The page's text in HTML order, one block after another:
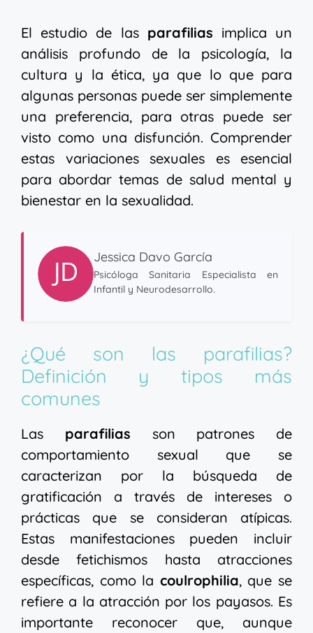
El estudio de las parafilias implica un
análisis profundo de la psicología, la
cultura y la ética, ya que lo que para
algunas personas puede ser simplemente
una preferencia, para otras puede ser
visto como una disfunción. Comprender
estas variaciones sexuales es esencial
para abordar temas de salud mental y
bienestar en la sexualidad.
Jessica Davo García
Psicóloga Sanitaria Especialista en
Infantil y Neurodesarrollo.
¿Qué son las parafilias?
Definición y tipos más
comunes
Las parafilias son patrones de
comportamiento sexual que se
caracterizan por la búsqueda de
gratificación a través de intereses o
prácticas que se consideran atípicas.
Estas manifestaciones pueden incluir
desde fetichismos hasta atracciones
específicas, como la coulrophilia, que se
refiere a la atracción por los payasos. Es
importante reconocer que, aunque